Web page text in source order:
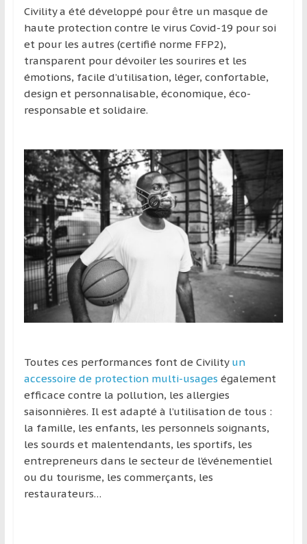
Civility a été développé pour être un masque de
haute protection contre le virus Covid-19 pour soi
et pour les autres (certifié norme FFP2),
transparent pour dévoiler les sourires et les
émotions, facile d’utilisation, léger, confortable,
design et personnalisable, économique, éco-
responsable et solidaire.
Toutes ces performances font de Civility un
accessoire de protection multi-usages également
efficace contre la pollution, les allergies
saisonnières. Il est adapté à l’utilisation de tous :
la famille, les enfants, les personnels soignants,
les sourds et malentendants, les sportifs, les
entrepreneurs dans le secteur de l’événementiel
ou du tourisme, les commerçants, les
restaurateurs…